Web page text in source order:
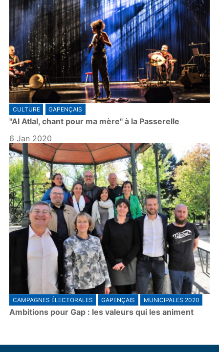
CULTURE GAPENÇAIS
"Al Atlal, chant pour ma mère" à la Passerelle
6 Jan 2020
CAMPAGNES ÉLECTORALES GAPENÇAIS MUNICIPALES 2020
Ambitions pour Gap : les valeurs qui les animent